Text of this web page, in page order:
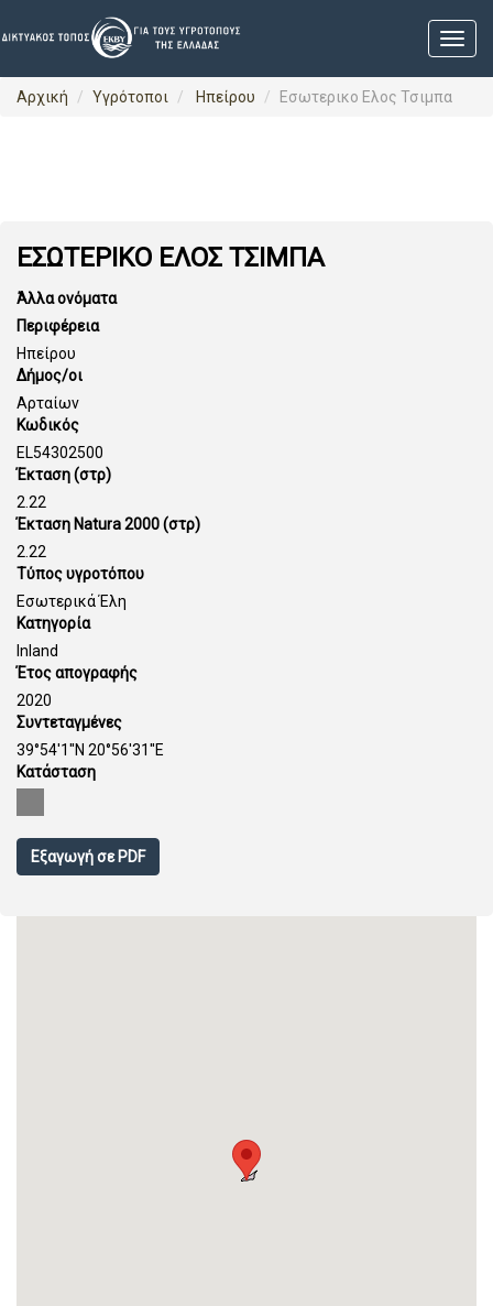
Αρχική Υγρότοποι Ηπείρου Εσωτερικο Ελος Τσιμπα
ΕΣΩΤΕΡΙΚΟ ΕΛΟΣ ΤΣΙΜΠΑ
Άλλα ονόματα
Περιφέρεια
Ηπείρου
Δήμος/οι
Αρταίων
Κωδικός
EL54302500
Έκταση (στρ)
2.22
Έκταση Natura 2000 (στρ)
2.22
Τύπος υγροτόπου
Εσωτερικά Έλη
Κατηγορία
Inland
Έτος απογραφής
2020
Συντεταγμένες
39°54'1''N 20°56'31''E
Κατάσταση
Εξαγωγή σε PDF